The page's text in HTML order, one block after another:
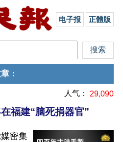
电子报 正體版
：
人气： 29,090
福建“脑死捐器官”
媒密集